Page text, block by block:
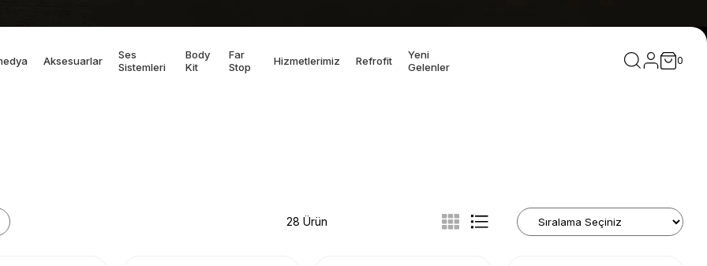
Aksesuarlar
Ses
Sistemleri
Body
Kit
Far
Stop
Hizmetlerimiz Refrofit
Yeni
Gelenler
0
28 Ürün